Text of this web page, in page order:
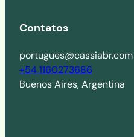
Contatos
portugues@cassiabr.com
+54 1160273686
Buenos Aires, Argentina